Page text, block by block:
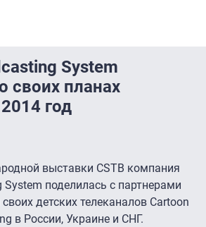
System
своих планах
год
выставки CSTB компания
System поделилась с партнерами
детских телеканалов Cartoon
в России, Украине и СНГ.